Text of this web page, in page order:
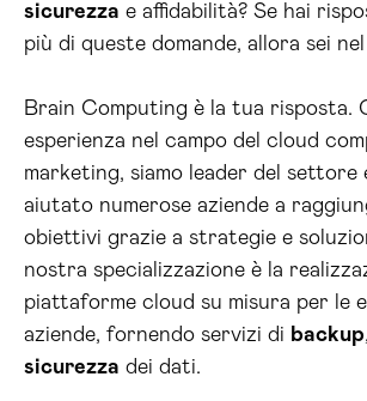
sicurezza e affidabilità? Se hai
più di queste domande, allora sei
Brain Computing è la tua risposta.
esperienza nel campo del cloud
marketing, siamo leader del settore
aiutato numerose aziende a
obiettivi grazie a strategie e
nostra specializzazione è la
piattaforme cloud su misura per le
aziende, fornendo servizi di backup,
sicurezza dei dati.